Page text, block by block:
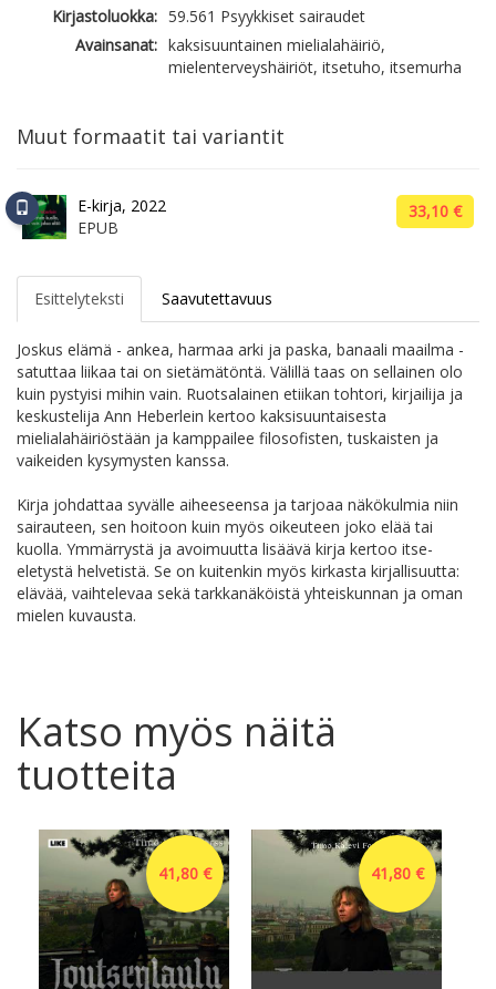
Kirjastoluokka: 59.561 Psyykkiset sairaudet
Avainsanat: kaksisuuntainen mielialahäiriö,
mielenterveyshäiriöt, itsetuho, itsemurha
Muut formaatit tai variantit
E-kirja, 2022
EPUB
33,10 €
Esittelyteksti Saavutettavuus
Joskus elämä - ankea, harmaa arki ja paska, banaali maailma -
satuttaa liikaa tai on sietämätöntä. Välillä taas on sellainen olo
kuin pystyisi mihin vain. Ruotsalainen etiikan tohtori, kirjailija ja
keskustelija Ann Heberlein kertoo kaksisuuntaisesta
mielialahäiriöstään ja kamppailee filosofisten, tuskaisten ja
vaikeiden kysymysten kanssa.
Kirja johdattaa syvälle aiheeseensa ja tarjoaa näkökulmia niin
sairauteen, sen hoitoon kuin myös oikeuteen joko elää tai
kuolla. Ymmärrystä ja avoimuutta lisäävä kirja kertoo itse-
eletystä helvetistä. Se on kuitenkin myös kirkasta kirjallisuutta:
elävää, vaihtelevaa sekä tarkkanäköistä yhteiskunnan ja oman
mielen kuvausta.
Katso myös näitä
tuotteita
41,80 € 41,80 €